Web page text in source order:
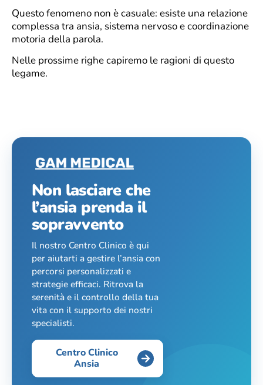
Questo fenomeno non è casuale: esiste una relazione
complessa tra ansia, sistema nervoso e coordinazione
motoria della parola.
Nelle prossime righe capiremo le ragioni di questo
legame.
Non lasciare che
l’ansia prenda il
sopravvento
Il nostro Centro Clinico è qui
per aiutarti a gestire l’ansia con
percorsi personalizzati e
strategie efficaci. Ritrova la
serenità e il controllo della tua
vita con il supporto dei nostri
specialisti.
Centro Clinico
Ansia